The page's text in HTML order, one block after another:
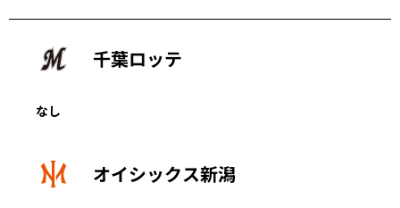
千葉ロッテ
なし
オイシックス新潟